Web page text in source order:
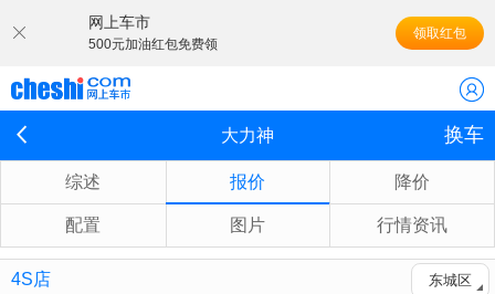
网上车市
500元加油红包免费领
领取红包
大力神 换车
综述 报价 降价
配置 图片 行情资讯
4S店 东城区